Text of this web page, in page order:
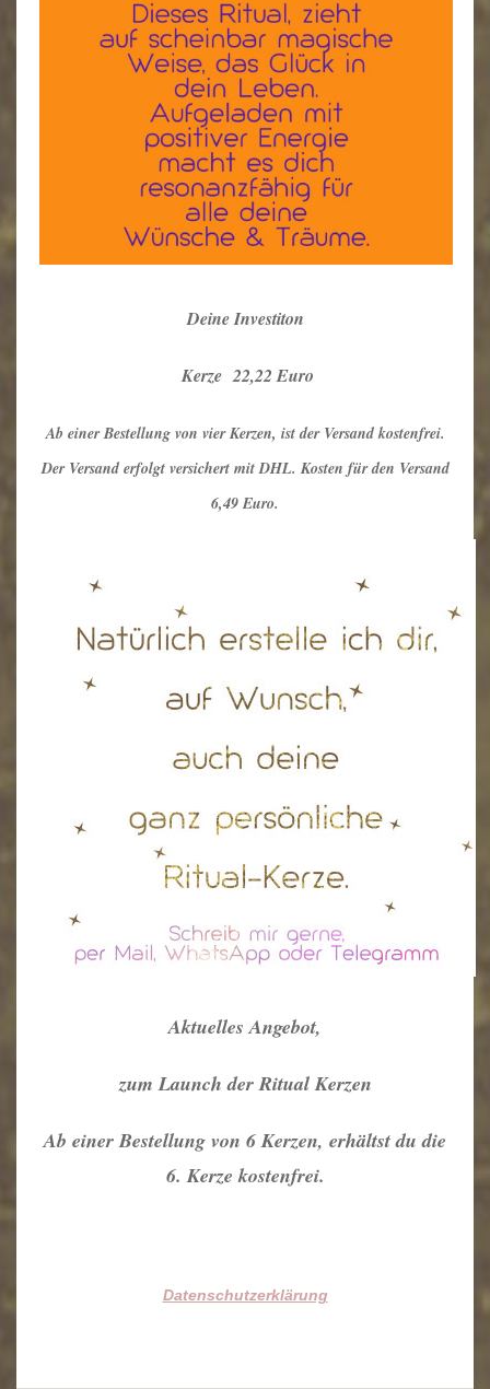
Deine Investiton
Kerze22,22 Euro
Ab einer Bestellung von vier Kerzen, ist der Versand kostenfrei.
Der Versand erfolgt versichert mit DHL. Kosten für den Versand
6,49 Euro.
Aktuelles Angebot,
zum Launch der Ritual Kerzen
Ab einer Bestellung von 6 Kerzen, erhältst du die
6. Kerze kostenfrei.
Datenschutzerklärung